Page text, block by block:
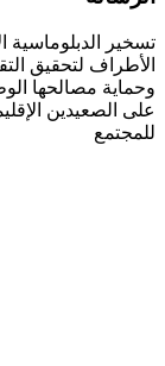
تسخير الدبلوماسية
الأطراف لتحقيق
وحماية مصالحها
على الصعيدين
للمجتمع